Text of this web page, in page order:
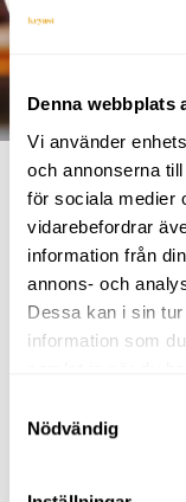
Denna webbplats
Vi använder
och annonserna
för sociala medier
vidarebefordrar
information från
annons- och
Dessa kan i sin
information som
Nödvändig
I en tid där
tempot är högt
länken för att
behåller
Det här
ledningsgrupp.